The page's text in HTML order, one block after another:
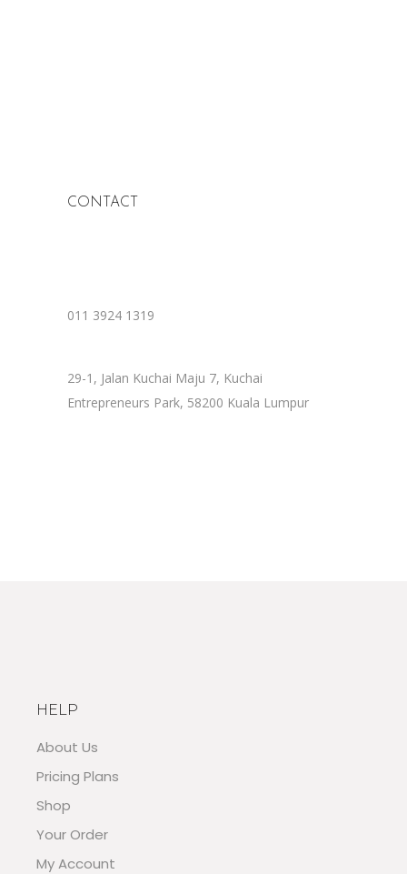
CONTACT
011 3924 1319
29-1, Jalan Kuchai Maju 7, Kuchai
Entrepreneurs Park, 58200 Kuala Lumpur
HELP
About Us
Pricing Plans
Shop
Your Order
My Account